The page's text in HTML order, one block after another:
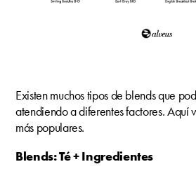
Existen muchos tipos de blends que
atendiendo a diferentes factores. Aquí
más populares.
Blends: Té + Ingredientes